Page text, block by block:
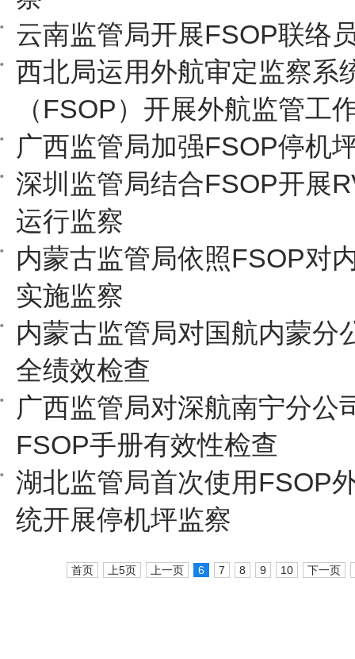
云南监管局开展FSOP联络
西北局运用外航审定监察系
（FSOP）开展外航监管工
广西监管局加强FSOP停机
深圳监管局结合FSOP开展
运行监察
内蒙古监管局依照FSOP对
实施监察
内蒙古监管局对国航内蒙分
全绩效检查
广西监管局对深航南宁分公
FSOP手册有效性检查
湖北监管局首次使用FSOP
统开展停机坪监察
首页 上5页 上一页 6 7 8 9 10 下一页